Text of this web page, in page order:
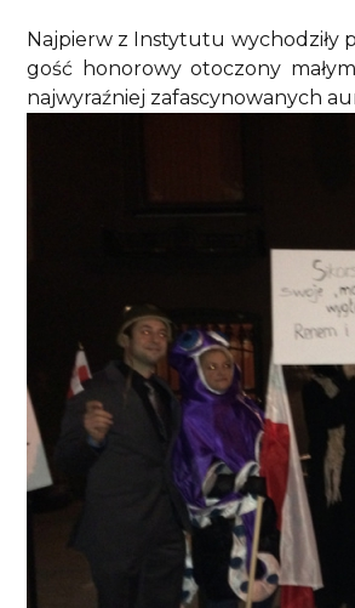
Najpierw z Instytutu wychodziły
gość honorowy otoczony
najwyraźniej zafascynowanych